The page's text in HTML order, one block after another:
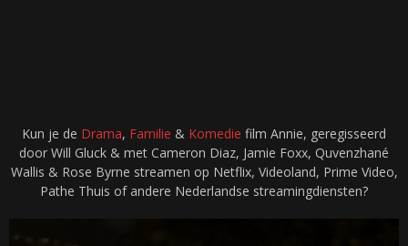
Kun je de Drama, Familie & Komedie film Annie, geregisseerd
door Will Gluck & met Cameron Diaz, Jamie Foxx, Quvenzhané
Wallis & Rose Byrne streamen op Netflix, Videoland, Prime Video,
Pathe Thuis of andere Nederlandse streamingdiensten?